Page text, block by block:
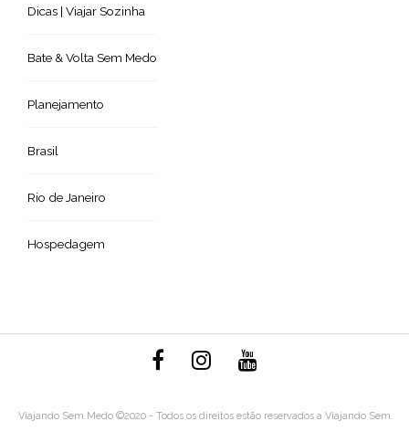
Dicas | Viajar Sozinha
Bate & Volta Sem Medo
Planejamento
Brasil
Rio de Janeiro
Hospedagem
Viajando Sem Medo ©2020 - Todos os direitos estão reservados a Viajando Sem